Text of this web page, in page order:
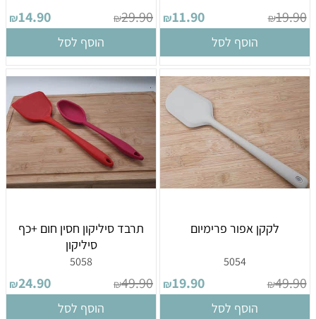
₪19.90
₪11.90
הוסף לסל
₪29.90
₪14.90
הוסף לסל
לקקן אפור פרימיום
5054
₪49.90
₪19.90
הוסף לסל
תרבד סיליקון חסין חום +כף
סיליקון
5058
₪49.90
₪24.90
הוסף לסל